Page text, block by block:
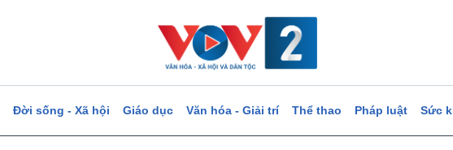
Đời sống - Xã hội Giáo dục Văn hóa - Giải trí Thể thao Pháp luật Sức